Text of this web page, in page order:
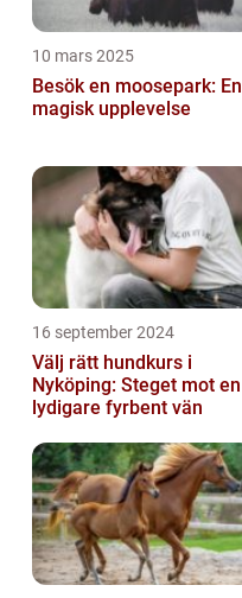
10 mars 2025
Besök en moosepark: En
magisk upplevelse
16 september 2024
Välj rätt hundkurs i
Nyköping: Steget mot en
lydigare fyrbent vän